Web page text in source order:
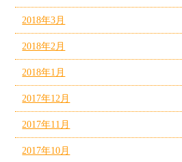
2018年3月
2018年2月
2018年1月
2017年12月
2017年11月
2017年10月